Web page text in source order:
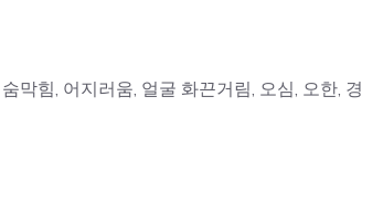
막힘, 어지러움, 얼굴 화끈거림, 오심, 오한, 경